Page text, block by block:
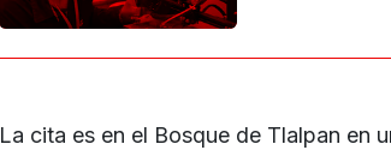
La cita es en el Bosque de Tlalpan en